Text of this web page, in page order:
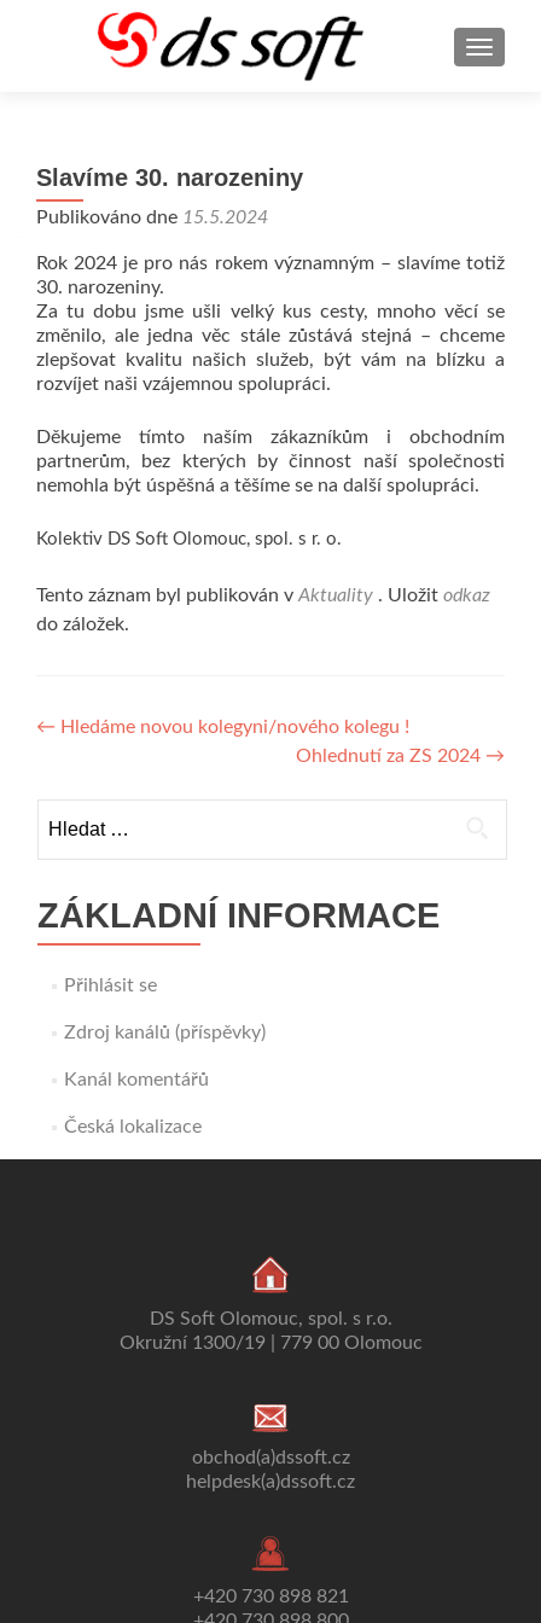
Slavíme 30. narozeniny
Publikováno dne 15.5.2024
Rok 2024 je pro nás rokem významným – slavíme totiž
30. narozeniny.
Za tu dobu jsme ušli velký kus cesty, mnoho věcí se
změnilo, ale jedna věc stále zůstává stejná – chceme
zlepšovat kvalitu našich služeb, být vám na blízku a
rozvíjet naši vzájemnou spolupráci.
Děkujeme tímto naším zákazníkům i obchodním
partnerům, bez kterých by činnost naší společnosti
nemohla být úspěšná a těšíme se na další spolupráci.
Kolektiv DS Soft Olomouc, spol. s r. o.
Tento záznam byl publikován v Aktuality . Uložit odkaz
do záložek.
Navigace
příspěvek
← Hledáme novou kolegyni/nového kolegu !
Ohlednutí za ZS 2024 →
ZÁKLADNÍ INFORMACE
Přihlásit se
Zdroj kanálů (příspěvky)
Kanál komentářů
Česká lokalizace
DS Soft Olomouc, spol. s r.o.
Okružní 1300/19 | 779 00 Olomouc
obchod(a)dssoft.cz
helpdesk(a)dssoft.cz
+420 730 898 821